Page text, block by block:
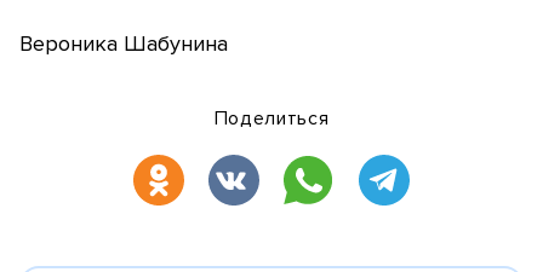
Вероника Шабунина
Поделиться